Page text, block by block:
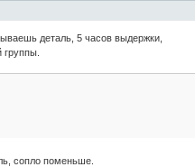
деталь, 5 часов выдержки,
сопло поменьше.